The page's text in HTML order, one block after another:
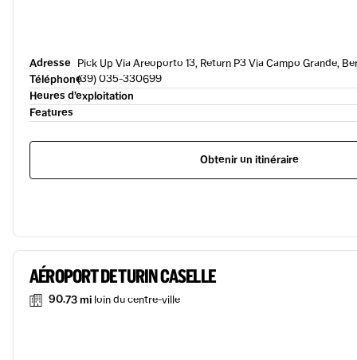
Adresse Pick Up Via Areoporto 13, Return P3 Via Campo Grande,
Téléphone(39) 035-330699
Heures d’exploitation
Features
Obtenir un itinéraire
AÉROPORT DE TURIN CASELLE
90.73 mi loin du centre-ville